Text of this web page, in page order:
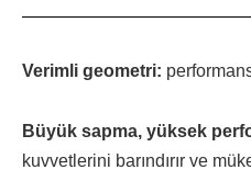
Verimli geometri:
Büyük sapma, yüksek
kuvvetlerini barındırır ve